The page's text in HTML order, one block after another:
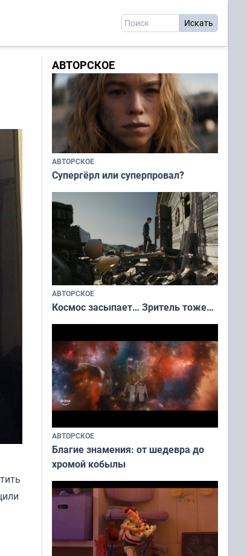
АВТОРСКОЕ
АВТОРСКОЕ
Супергёрл или суперпровал?
АВТОРСКОЕ
Космос засыпает… Зритель тоже…
АВТОРСКОЕ
Благие знамения: от шедевра до
хромой кобылы